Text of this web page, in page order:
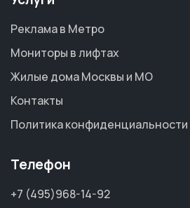
Реклама в Метро
Мониторы в лифтах
Жилые дома Москвы и МО
Контакты
Политика конфиденциальности
Телефон
+7 (495)968-14-92